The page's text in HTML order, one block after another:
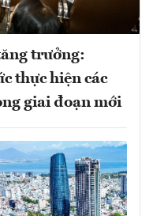
trưởng:
thực hiện các
giai đoạn mới